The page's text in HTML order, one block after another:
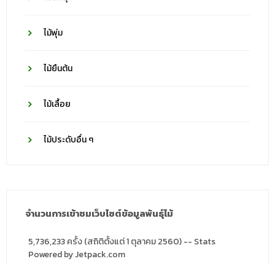
ไม้พุ่ม
ไม้ยืนต้น
ไม้เลื้อย
ไม้ประดับอื่น ๆ
จำนวนการเข้าชมเว็บไซต์ข้อมูลพันธุ์ไม้
5,736,233 ครั้ง (สถิติตั้งแต่ 1 ตุลาคม 2560) -- Stats
Powered by Jetpack.com